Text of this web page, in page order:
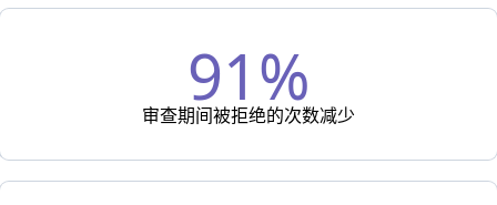
91%
审查期间被拒绝的次数减少